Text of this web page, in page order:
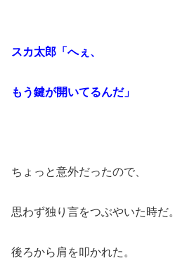
スカ太郎「へぇ、
もう鍵が開いてるんだ」
ちょっと意外だったので、
思わず独り言をつぶやいた時だ。
後ろから肩を叩かれた。